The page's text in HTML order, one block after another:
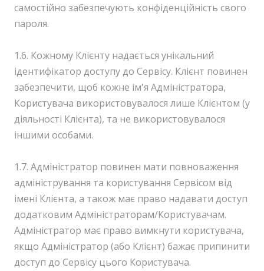
самостійно забезпечують конфіденційність свого
пароля.
1.6. Кожному Клієнту надається унікальний
ідентифікатор доступу до Сервісу. Клієнт повинен
забезпечити, щоб кожне ім'я Адміністратора,
Користувача використовувалося лише Клієнтом (у
діяльності Клієнта), та не використовувалося
іншими особами.
1.7. Адміністратор повинен мати повноваження
адміністрування та користування Сервісом від
імені Клієнта, а також має право надавати доступ
додатковим Адміністраторам/Користувачам.
Адміністратор має право вимкнути користувача,
якщо Адміністратор (або Клієнт) бажає припинити
доступ до Сервісу цього Користувача.